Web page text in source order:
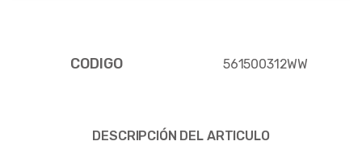
CODIGO 561500312WW
DESCRIPCIÓN DEL ARTICULO